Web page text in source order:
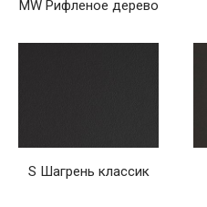
MW Рифленое дерево
S Шагрень классик